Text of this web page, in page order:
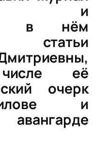
и
в нём
статьи
её
очерк
и